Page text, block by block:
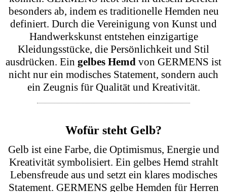
+ 10 Variationen
Buntes Hemd Herren SEEROSEN mit Seerosen
€ 248,00*
+ 10 Variationen
Gelbes Hemd Herren DENADA YELLOW mit schwarzer
Liniengrafik
*
Mehr Produkte laden
Einzigartiges gelbes Hemd: Wo
Kunst auf Qualität trifft